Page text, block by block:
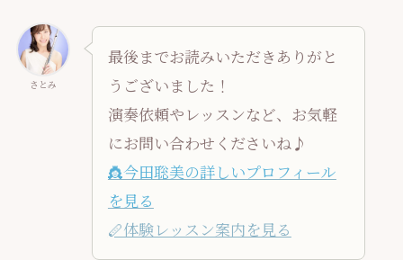
さとみ
最後までお読みいただきありがと
うございました！
演奏依頼やレッスンなど、お気軽
にお問い合わせくださいね♪
👸今田聡美の詳しいプロフィール
を見る
🪈体験レッスン案内を見る